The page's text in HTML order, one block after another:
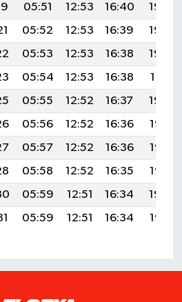
05:51 12:53 16:40
19:45
05:52 12:53 16:39
19:44
05:53 12:53 16:38
19:43
05:54 12:53 16:38
19:41
05:55 12:52 16:37
19:40
05:56 12:52 16:36
19:38
05:57 12:52 16:36
19:37
05:58 12:52 16:35
19:36
05:59 12:51 16:34
19:34
05:59 12:51 16:34 19:33